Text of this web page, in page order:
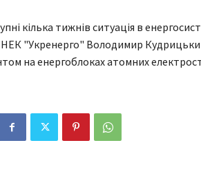
кілька тижнів ситуація в
НЕК "Укренерго" Володимир
на енергоблоках атомних